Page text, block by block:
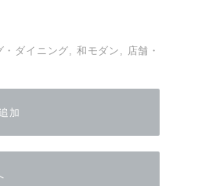
ダイニング, 和モダン, 店舗・
加